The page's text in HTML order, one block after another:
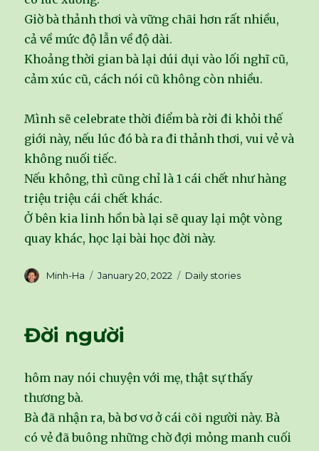
Giờ bà thảnh thơi và vững chãi hơn rất nhiều,
cả về mức độ lẫn về độ dài.
Khoảng thời gian bà lại dúi dụi vào lối nghĩ cũ,
cảm xúc cũ, cách nói cũ không còn nhiều.
Mình sẽ celebrate thời điểm bà rời đi khỏi thế
giới này, nếu lúc đó bà ra đi thảnh thơi, vui vẻ và
không nuối tiếc.
Nếu không, thì cũng chỉ là 1 cái chết như hàng
triệu triệu cái chết khác.
Ở bên kia linh hồn bà lại sẽ quay lại một vòng
quay khác, học lại bài học đời này.
Author
Minh-Ha
Posted
January 20, 2022 Categories
Daily stories
Đời người
hôm nay nói chuyện với mẹ, thật sự thấy
thương bà.
Bà đã nhận ra, bà bơ vơ ở cái cõi người này. Bà
có vẻ đã buông những chờ đợi mỏng manh cuối